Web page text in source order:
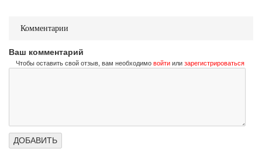
Комментарии
Ваш комментарий
Чтобы оставить свой отзыв, вам необходимо войти или зарегистрироваться